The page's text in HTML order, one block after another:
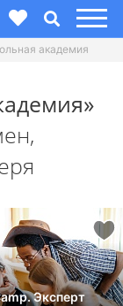
академия
Эксперт